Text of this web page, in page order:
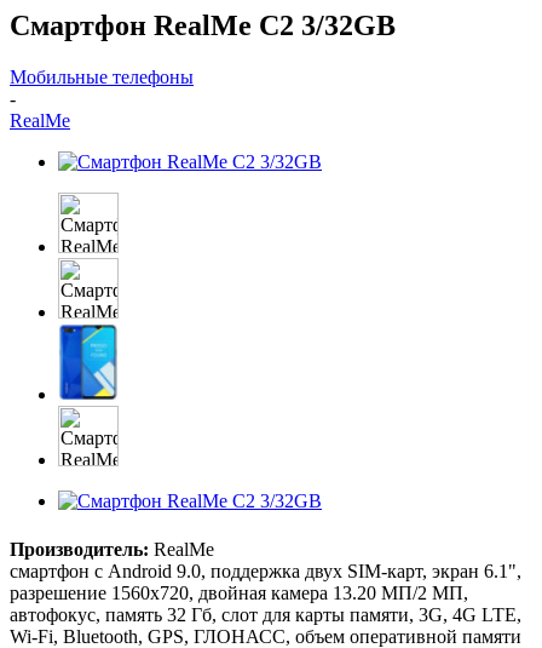
Смартфон RealMe C2 3/32GB
Мобильные телефоны
-
RealMe
Производитель: RealMe
смартфон с Android 9.0, поддержка двух SIM-карт, экран 6.1",
разрешение 1560x720, двойная камера 13.20 МП/2 МП,
автофокус, память 32 Гб, слот для карты памяти, 3G, 4G LTE,
Wi-Fi, Bluetooth, GPS, ГЛОНАСС, объем оперативной памяти